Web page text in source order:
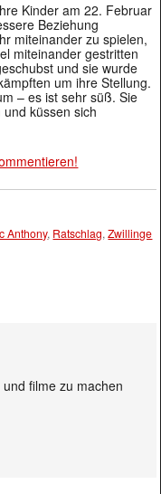
Kinder am 22. Februar
Beziehung
miteinander zu spielen,
miteinander gestritten
und sie wurde
um ihre Stellung.
– es ist sehr süß. Sie
küssen sich
Anthony, Ratschlag,Zwillinge
filme zu machen